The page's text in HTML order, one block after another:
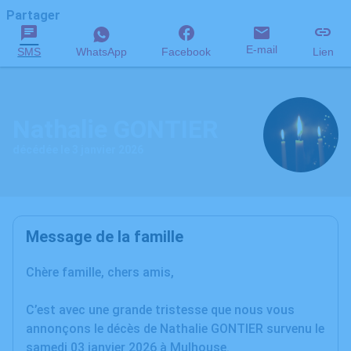
Partager
SMS WhatsApp Facebook E-mail Lien
Message de la famille
Chère famille, chers amis,
C’est avec une grande tristesse que nous vous
annonçons le décès de Nathalie GONTIER survenu le
samedi 03 janvier 2026 à Mulhouse.